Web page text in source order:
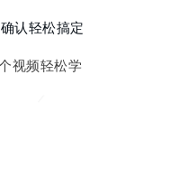
认轻松搞定
视频轻松学